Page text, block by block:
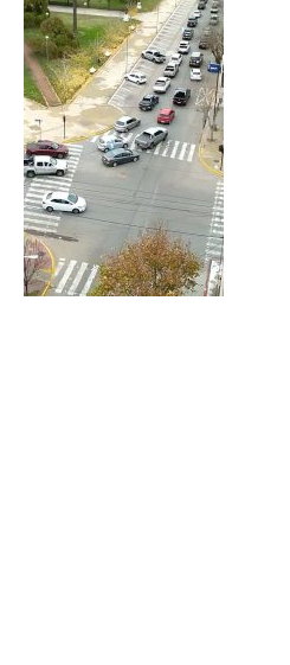
Dirección de correo electrónico
Nombre
Apellidos
Número de teléfono